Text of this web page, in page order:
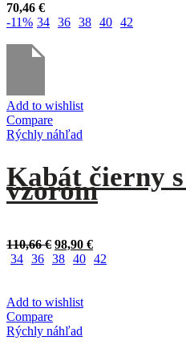
70,46 €
-11% 34 36 38 40 42
Add to wishlist
Compare
Rýchly náhľad
Kabát čierny
vzorom
110,66€ Original
price
98,90 €Current
price
34 36 38 40 42
Add to wishlist
Compare
Rýchly náhľad